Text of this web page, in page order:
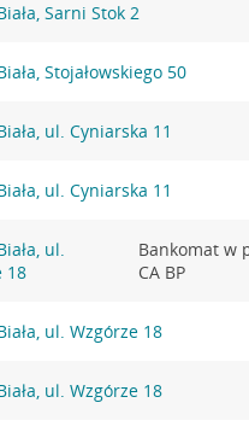
Sarni Stok 2
Stojałowskiego 50
ul. Cyniarska 11
ul. Cyniarska 11
ul.
18
Bankomat w
CA BP
ul. Wzgórze 18
ul. Wzgórze 18